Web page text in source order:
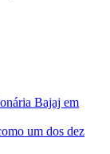
Bajaj em
um dos dez